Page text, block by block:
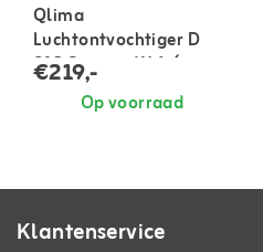
Qlima
Luchtontvochtiger D
812 Smart + Wifi (tot
100 m³)
€219,-
Op voorraad
Klantenservice